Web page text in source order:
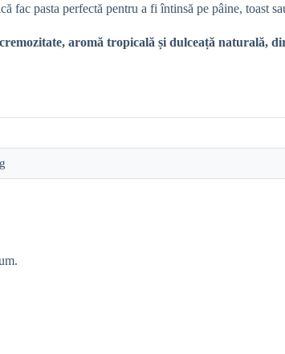
fac pasta perfectă pentru a fi întinsă pe pâine, toast
cremozitate, aromă tropicală și dulceață naturală,